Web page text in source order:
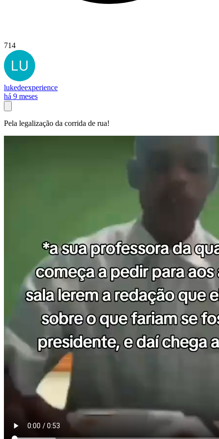
714
lukedeexperience
há 9 meses
Pela legalização da corrida de rua!